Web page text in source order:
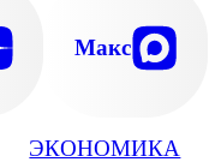
ЭКОНОМИКА
Макс